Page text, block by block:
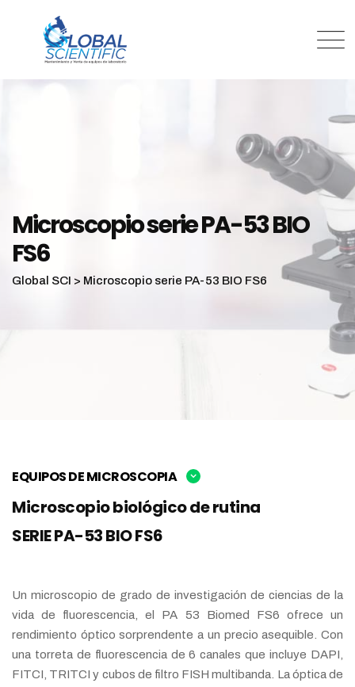
Microscopio serie PA-53 BIO
FS6
Global SCI > Microscopio serie PA-53 BIO FS6
EQUIPOS DE MICROSCOPIA
Microscopio biológico de rutina
SERIE PA-53 BIO FS6
Un microscopio de grado de investigación de ciencias de la
vida de fluorescencia, el PA 53 Biomed FS6 ofrece un
rendimiento óptico sorprendente a un precio asequible. Con
una torreta de fluorescencia de 6 canales que incluye DAPI,
FITCI, TRITCI y cubos de filtro FISH multibanda. La óptica de